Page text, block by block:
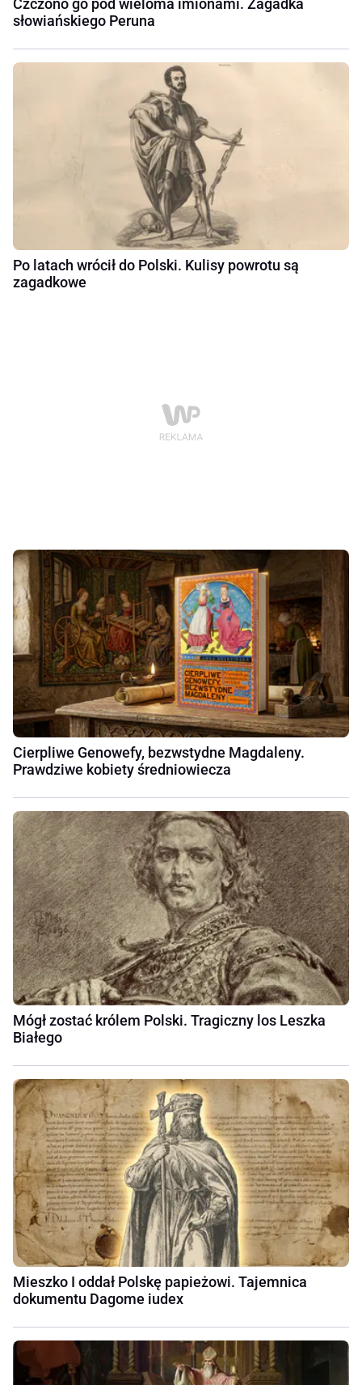
Czczono go pod wieloma imionami. Zagadka
słowiańskiego Peruna
Po latach wrócił do Polski. Kulisy powrotu są
zagadkowe
Cierpliwe Genowefy, bezwstydne Magdaleny.
Prawdziwe kobiety średniowiecza
Mógł zostać królem Polski. Tragiczny los Leszka
Białego
Mieszko I oddał Polskę papieżowi. Tajemnica
dokumentu Dagome iudex